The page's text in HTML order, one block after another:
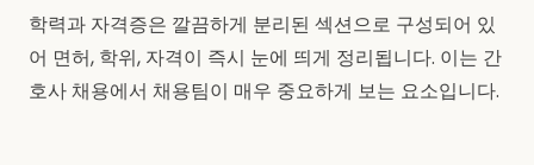
학력과 자격증은 깔끔하게 분리된 섹션으로 구성되어 있
어 면허, 학위, 자격이 즉시 눈에 띄게 정리됩니다. 이는 간
호사 채용에서 채용팀이 매우 중요하게 보는 요소입니다.